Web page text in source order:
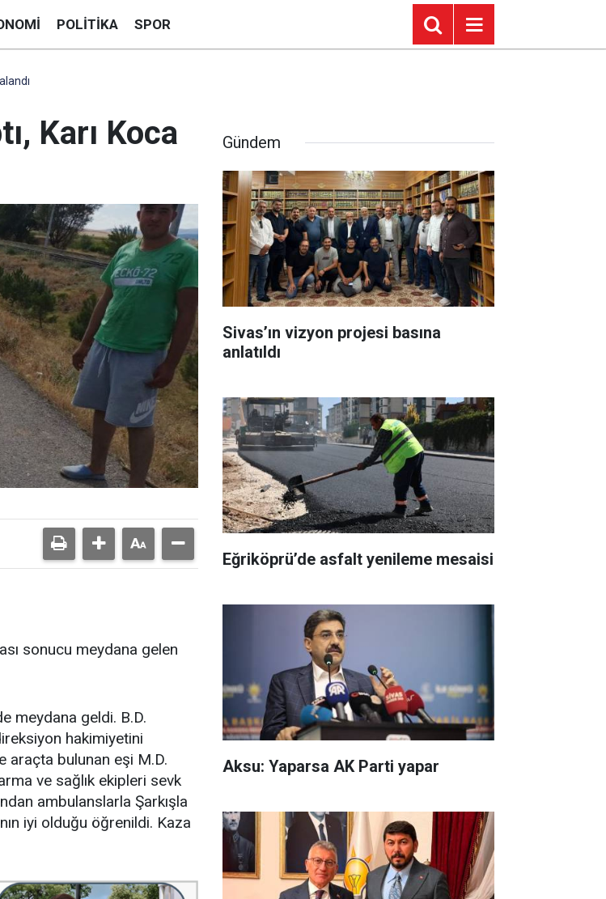
POLITIKA SPOR
Karı Koca
sonucu meydana gelen
meydana geldi. B.D.
hakimiyetini
araçta bulunan eşi M.D.
ve sağlık ekipleri sevk
ambulanslarla Şarkışla
iyi olduğu öğrenildi. Kaza
Gündem
Sivas’ın vizyon projesi basına
anlatıldı
Eğriköprü’de asfalt yenileme mesaisi
Aksu: Yaparsa AK Parti yapar